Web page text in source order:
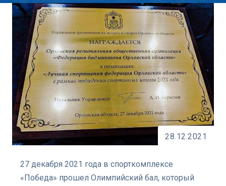
28.12.2021
27 декабря 2021 года в спорткомплексе
«Победа» прошел Олимпийский бал, который